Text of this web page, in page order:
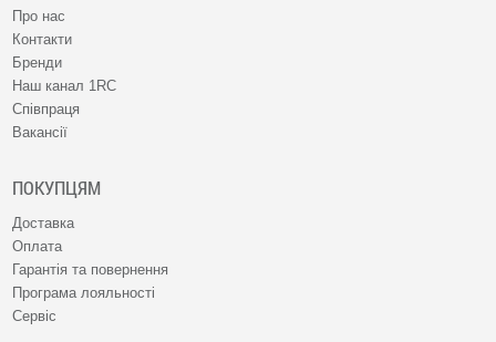
Про нас
Контакти
Бренди
Наш канал 1RC
Співпраця
Вакансії
ПОКУПЦЯМ
Доставка
Оплата
Гарантія та повернення
Програма лояльності
Сервіс